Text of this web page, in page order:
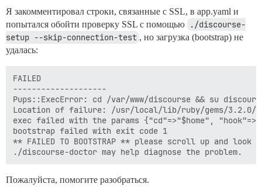
Я закомментировал строки, связанные с SSL, в app.yaml и
попытался обойти проверку SSL с помощью
./discourse-
setup --skip-connection-test , но загрузка (bootstrap) не
удалась:
FAILED
--------------------
Pups::ExecError: cd /var/www/discourse && su
Location of failure: /usr/local/lib/ruby/gems/3.2.0/
exec failed with the params {"cd"=>"$home",
bootstrap failed with exit code 1
** FAILED TO BOOTSTRAP ** please scroll up and
Пожалуйста, помогите разобраться.